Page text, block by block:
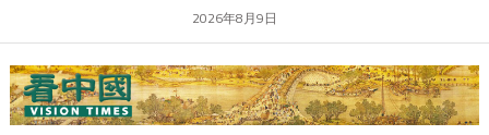
2026年8月9日